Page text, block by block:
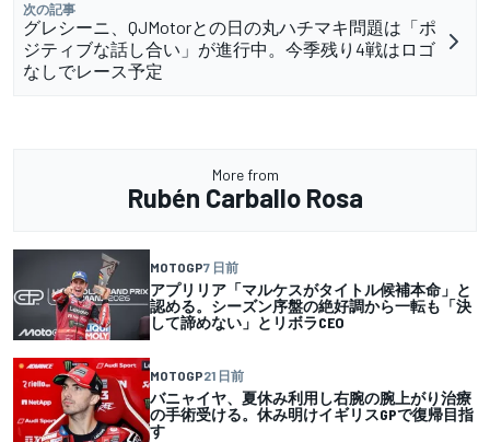
次の記事
グレシーニ、QJMotorとの日の丸ハチマキ問題は「ポ
ジティブな話し合い」が進行中。今季残り4戦はロゴ
なしでレース予定
More from
Rubén Carballo Rosa
MOTOGP7 日前
アプリリア「マルケスがタイトル候補本命」と
認める。シーズン序盤の絶好調から一転も「決
して諦めない」とリボラCEO
MOTOGP21 日前
バニャイヤ、夏休み利用し右腕の腕上がり治療
の手術受ける。休み明けイギリスGPで復帰目指
す